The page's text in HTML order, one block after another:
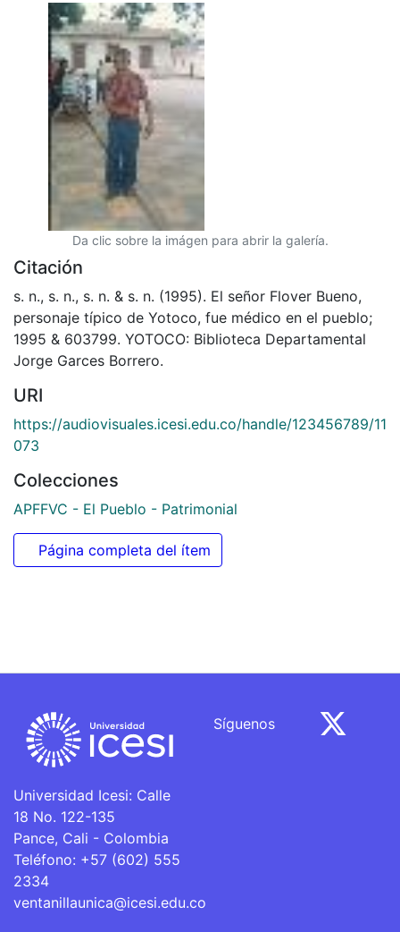
Da clic sobre la imágen para abrir la galería.
Citación
s. n., s. n., s. n. & s. n. (1995). El señor Flover Bueno,
personaje típico de Yotoco, fue médico en el pueblo;
1995 & 603799. YOTOCO: Biblioteca Departamental
Jorge Garces Borrero.
URI
https://audiovisuales.icesi.edu.co/handle/123456789/11
073
Colecciones
APFFVC - El Pueblo - Patrimonial
Página completa del ítem
Universidad Icesi: Calle
18 No. 122-135
Pance, Cali - Colombia
Teléfono: +57 (602) 555
2334
ventanillaunica@icesi.edu.co
Síguenos